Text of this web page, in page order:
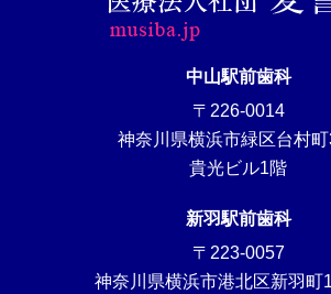
中山駅前歯科
〒226-0014
神奈川県横浜市緑区台村
貴光ビル1階
新羽駅前歯科
〒223-0057
神奈川県横浜市港北区新羽町